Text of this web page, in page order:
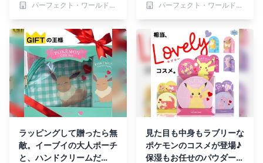
パーフェクト・ワールド株式会社
パーフェクト・ワールド株式会社
ラッピングして贈ったら無
敵。イーブイの大人ポーチ
と、ハンドクリームだ
見た目も中身もラブリーな
ポケモンのコスメが登場♪
保湿もお任せのパウダー＆